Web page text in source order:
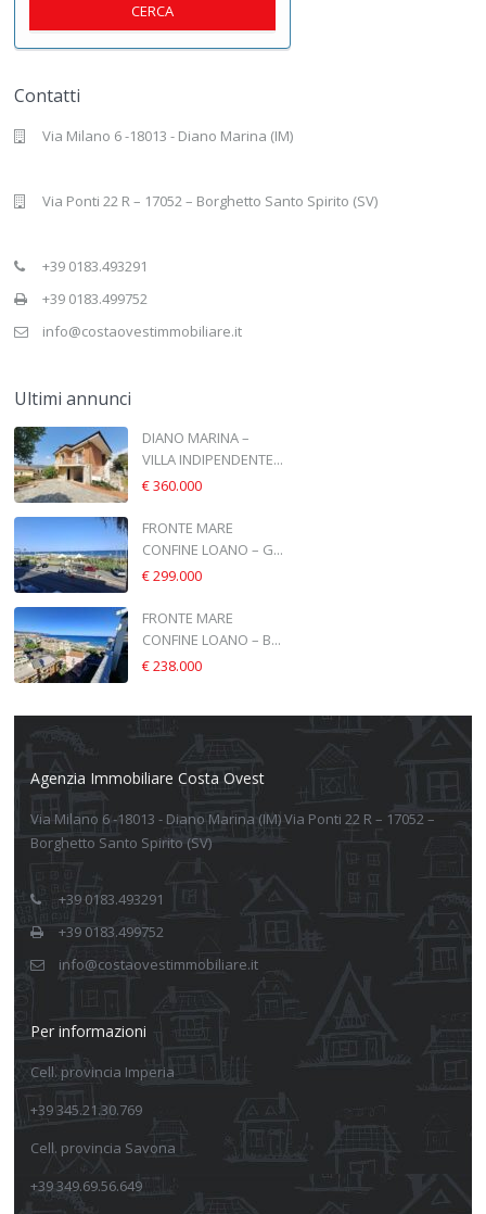
CERCA
Contatti
Via Milano 6 -18013 - Diano Marina (IM)
Via Ponti 22 R – 17052 – Borghetto Santo Spirito (SV)
+39 0183.493291
+39 0183.499752
info@costaovestimmobiliare.it
Ultimi annunci
DIANO MARINA –
VILLA INDIPENDENTE...
€ 360.000
FRONTE MARE
CONFINE LOANO – G...
€ 299.000
FRONTE MARE
CONFINE LOANO – B...
€ 238.000
Agenzia Immobiliare Costa Ovest
Via Milano 6 -18013 - Diano Marina (IM) Via Ponti 22 R – 17052 –
Borghetto Santo Spirito (SV)
+39 0183.493291
+39 0183.499752
info@costaovestimmobiliare.it
Per informazioni
Cell. provincia Imperia
+39 345.21.30.769
Cell. provincia Savona
+39 349.69.56.649